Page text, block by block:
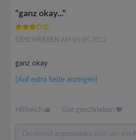
"ganz okay..."
GESCHRIEBEN AM 05.05.2012
ganz okay
[Auf extra Seite anzeigen]
Hilfreich Gut geschrieben